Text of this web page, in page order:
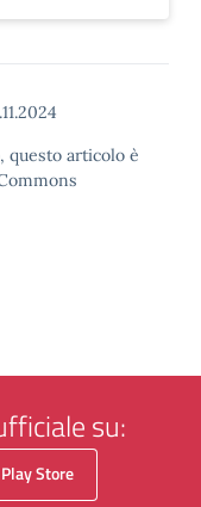
questo articolo è
su:
Play Store